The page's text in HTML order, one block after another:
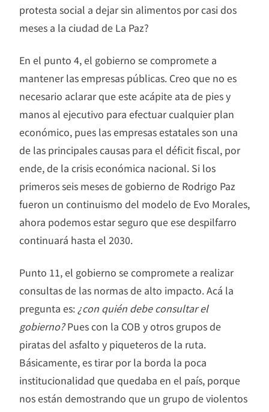
protesta social a dejar sin alimentos por casi dos
meses a la ciudad de La Paz?
En el punto 4, el gobierno se compromete a
mantener las empresas públicas. Creo que no es
necesario aclarar que este acápite ata de pies y
manos al ejecutivo para efectuar cualquier plan
económico, pues las empresas estatales son una
de las principales causas para el déficit fiscal, por
ende, de la crisis económica nacional. Si los
primeros seis meses de gobierno de Rodrigo Paz
fueron un continuismo del modelo de Evo Morales,
ahora podemos estar seguro que ese despilfarro
continuará hasta el 2030.
Punto 11, el gobierno se compromete a realizar
consultas de las normas de alto impacto. Acá la
pregunta es: ¿con quién debe consultar el
gobierno?Pues con la COB y otros grupos de
piratas del asfalto y piqueteros de la ruta.
Básicamente, es tirar por la borda la poca
institucionalidad que quedaba en el país, porque
nos están demostrando que un grupo de violentos